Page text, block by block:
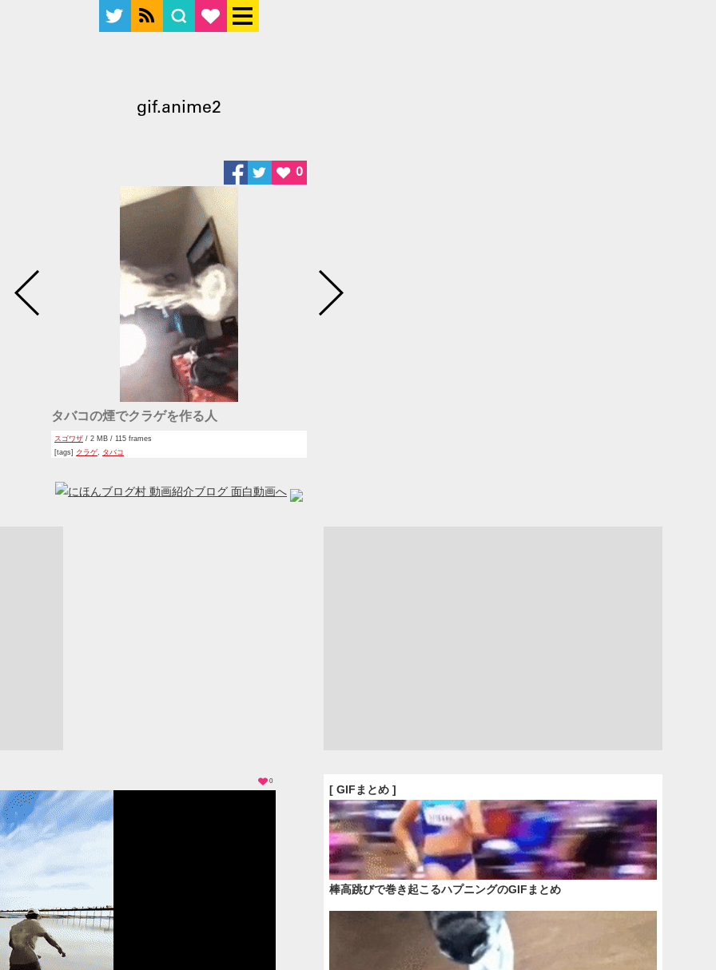
gif.anime2
タバコの煙でクラゲを作る人
スゴワザ / 2 MB / 115 frames
[tags] クラゲ タバコ
0
0
[ GIFまとめ ]
棒高跳びで巻き起こるハプニングのGIFまとめ